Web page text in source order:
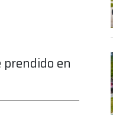
en